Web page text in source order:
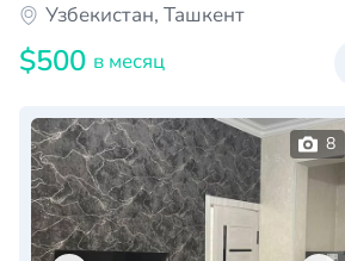
Узбекистан, Ташкент
$500 в месяц
8